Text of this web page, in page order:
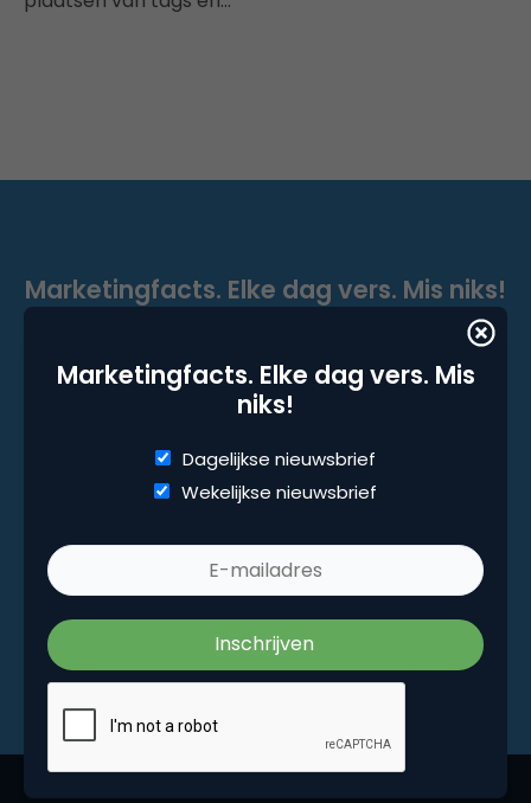
Marketingfacts. Elke dag vers. Mis
niks!
Dagelijkse nieuwsbrief
Wekelijkse nieuwsbrief
Marketingfacts. Elke dag vers. Mis niks!
Wekelijkse nieuwsbrief